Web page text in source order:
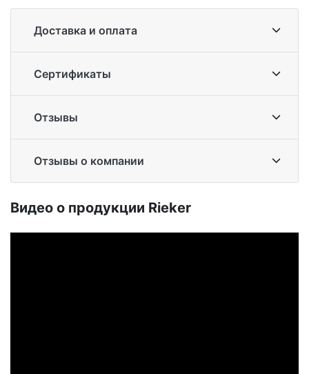
Доставка и оплата
Сертификаты
Отзывы
Отзывы о компании
Ви­део о про­дук­ции Ri­eker